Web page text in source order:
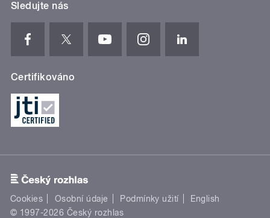
Sledujte nás
Certifikováno
Cookies Osobní údaje Podmínky užití
English
© 1997-2026 Český rozhlas